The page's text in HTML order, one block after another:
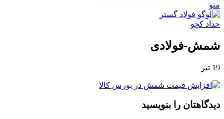
منو
شمش-فولادی
19 تیر
دیدگاهتان را بنویسید